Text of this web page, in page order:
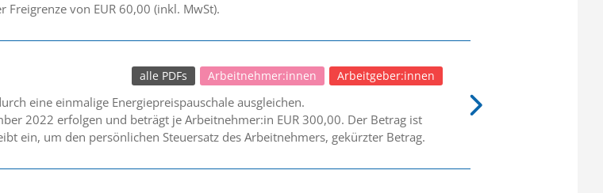
Freigrenze von EUR 60,00 (inkl. MwSt).
Arbeitgeber:innen
Arbeitnehmer:innen
alle PDFs
eine einmalige Energiepreispauschale ausgleichen.
2022 erfolgen und beträgt je Arbeitnehmer:in EUR 300,00. Der Betrag ist
ein, um den persönlichen Steuersatz des Arbeitnehmers, gekürzter Betrag.